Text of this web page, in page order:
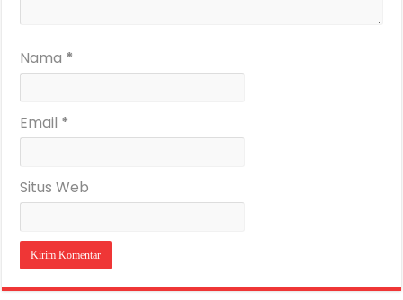
Nama *
Email *
Situs Web